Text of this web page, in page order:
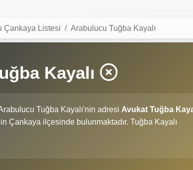
Çankaya Listesi Arabulucu Tuğba Kayalı
Kayalı
Arabulucu Tuğba Kayalı'nin adresi Avukat Tuğba
Çankaya ilçesinde bulunmaktadır. Tuğba Kayalı